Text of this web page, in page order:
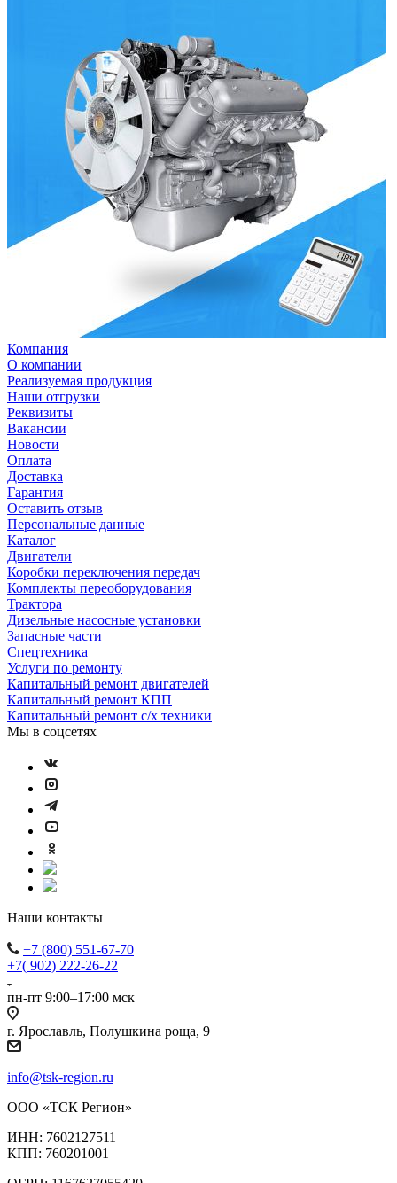
Компания
О компании
Реализуемая продукция
Наши отгрузки
Реквизиты
Вакансии
Новости
Оплата
Доставка
Гарантия
Оставить отзыв
Персональные данные
Каталог
Двигатели
Коробки переключения передач
Комплекты переоборудования
Трактора
Дизельные насосные установки
Запасные части
Спецтехника
Услуги по ремонту
Капитальный ремонт двигателей
Капитальный ремонт КПП
Капитальный ремонт с/х техники
Мы в соцсетях
Наши контакты
+7 (800) 551-67-70
+7( 902) 222-26-22
пн-пт 9:00–17:00 мск
г. Ярославль, Полушкина роща, 9
info@tsk-region.ru
ООО «ТСК Регион»
ИНН: 7602127511
КПП: 760201001